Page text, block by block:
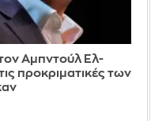
Αμπντούλ Ελ-
προκριματικές των